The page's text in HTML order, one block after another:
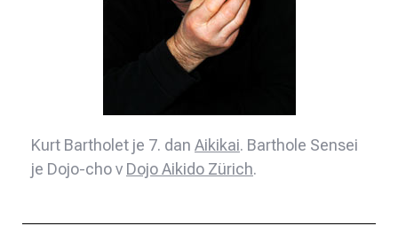
Kurt Bartholet je 7. dan Aikikai. Barthole Sensei
je Dojo-cho v Dojo Aikido Zürich.